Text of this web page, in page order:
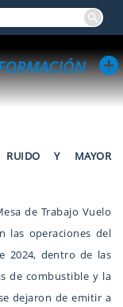
RUIDO Y MAYOR
de Trabajo Vuelo
las operaciones del
2024, dentro de las
de combustible y la
dejaron de emitir a